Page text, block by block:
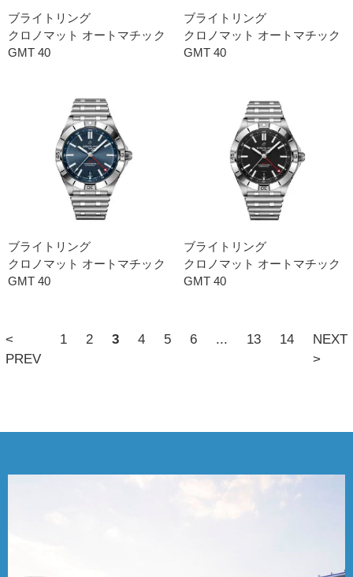
ブライトリング
クロノマット オートマチック
GMT 40
ブライトリング
クロノマット オートマチック
GMT 40
ブライトリング
クロノマット オートマチック
GMT 40
ブライトリング
クロノマット オートマチック
GMT 40
<
PREV
1 2 3 4 5 6 ... 13 14
NEXT
>